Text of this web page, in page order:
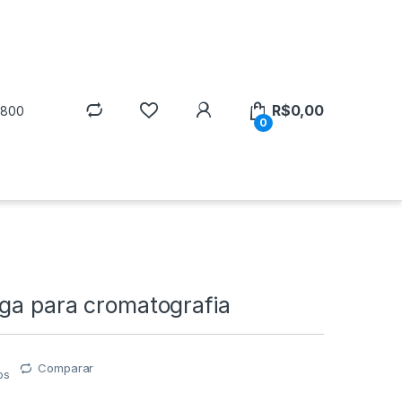
0
R$0,00
para cromatografia
Comparar